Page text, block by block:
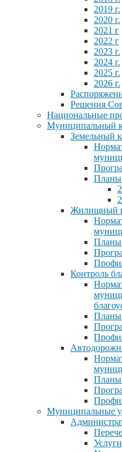
2019 г.
2020 г.
2021 г
2022 г
2023 г.
2024 г.
2025 г.
2026 г.
Решения
Национальные
Муниципальный
Земельный
Планы
Жилищный
Планы
Контроль
Планы
Планы
Муниципальные